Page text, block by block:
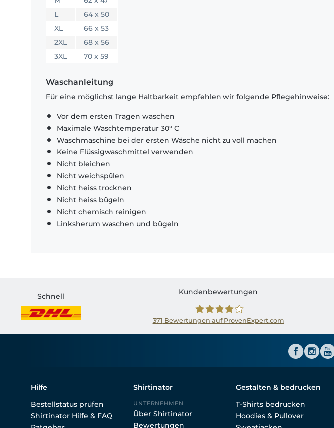
L
64 x 50
XL
66 x 53
2XL
68 x 56
3XL
70 x 59
Waschanleitung
Für eine möglichst lange Haltbarkeit empfehlen wir folgende Pflegehinweise:
Vor dem ersten Tragen waschen
Maximale Waschtemperatur 30° C
Waschmaschine bei der ersten Wäsche nicht zu voll machen
Keine Flüssigwaschmittel verwenden
Nicht bleichen
Nicht weichspülen
Nicht heiss trocknen
Nicht heiss bügeln
Nicht chemisch reinigen
Linksherum waschen und bügeln
Schnell
Kundenbewertungen
371 Bewertungen auf ProvenExpert.com
Hilfe
Bestellstatus prüfen
Shirtinator Hilfe & FAQ
Shirtinator
UNTERNEHMEN
Über Shirtinator
Bewertungen
Gestalten & bedrucken
T-Shirts bedrucken
Hoodies & Pullover